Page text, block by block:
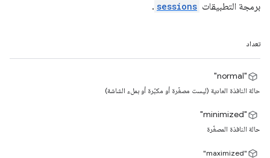
برمجة التطبيقات sessions
.
تعداد
"normal"
حالة النافذة العادية (ليست مصغّرة أو مكبّرة أو بملء الشاشة)
"minimized"
حالة النافذة المصغّرة
"maximized"